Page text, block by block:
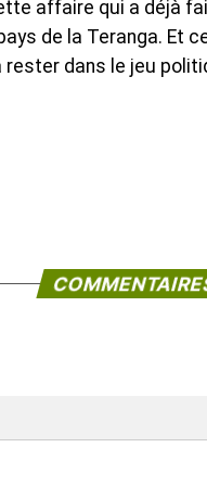
affaire qui a déjà
de la Teranga. Et
rester dans le jeu